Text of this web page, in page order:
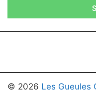
© 2026 Les Gueules